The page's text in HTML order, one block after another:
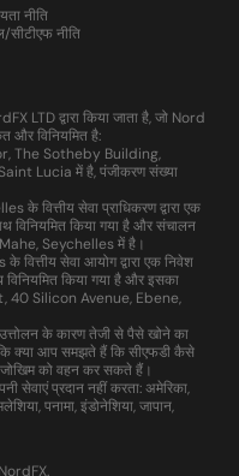
नीति
सीटीएफ नीति
LTD द्वारा किया जाता है, जो Nord
और विनियमित है:
The Sotheby Building,
Lucia में है, पंजीकरण संख्या
वित्तीय सेवा प्राधिकरण द्वारा एक
किया गया है और संचालन
Seychelles में है।
सेवा आयोग द्वारा एक निवेश
किया गया है और इसका
40 Silicon Avenue, Ebene,
के कारण तेजी से पैसे खोने का
कि क्या आप समझते हैं कि सीएफडी कैसे
को वहन कर सकते हैं।
सेवाएं प्रदान नहीं करता: अमेरिका,
पनामा, इंडोनेशिया, जापान,